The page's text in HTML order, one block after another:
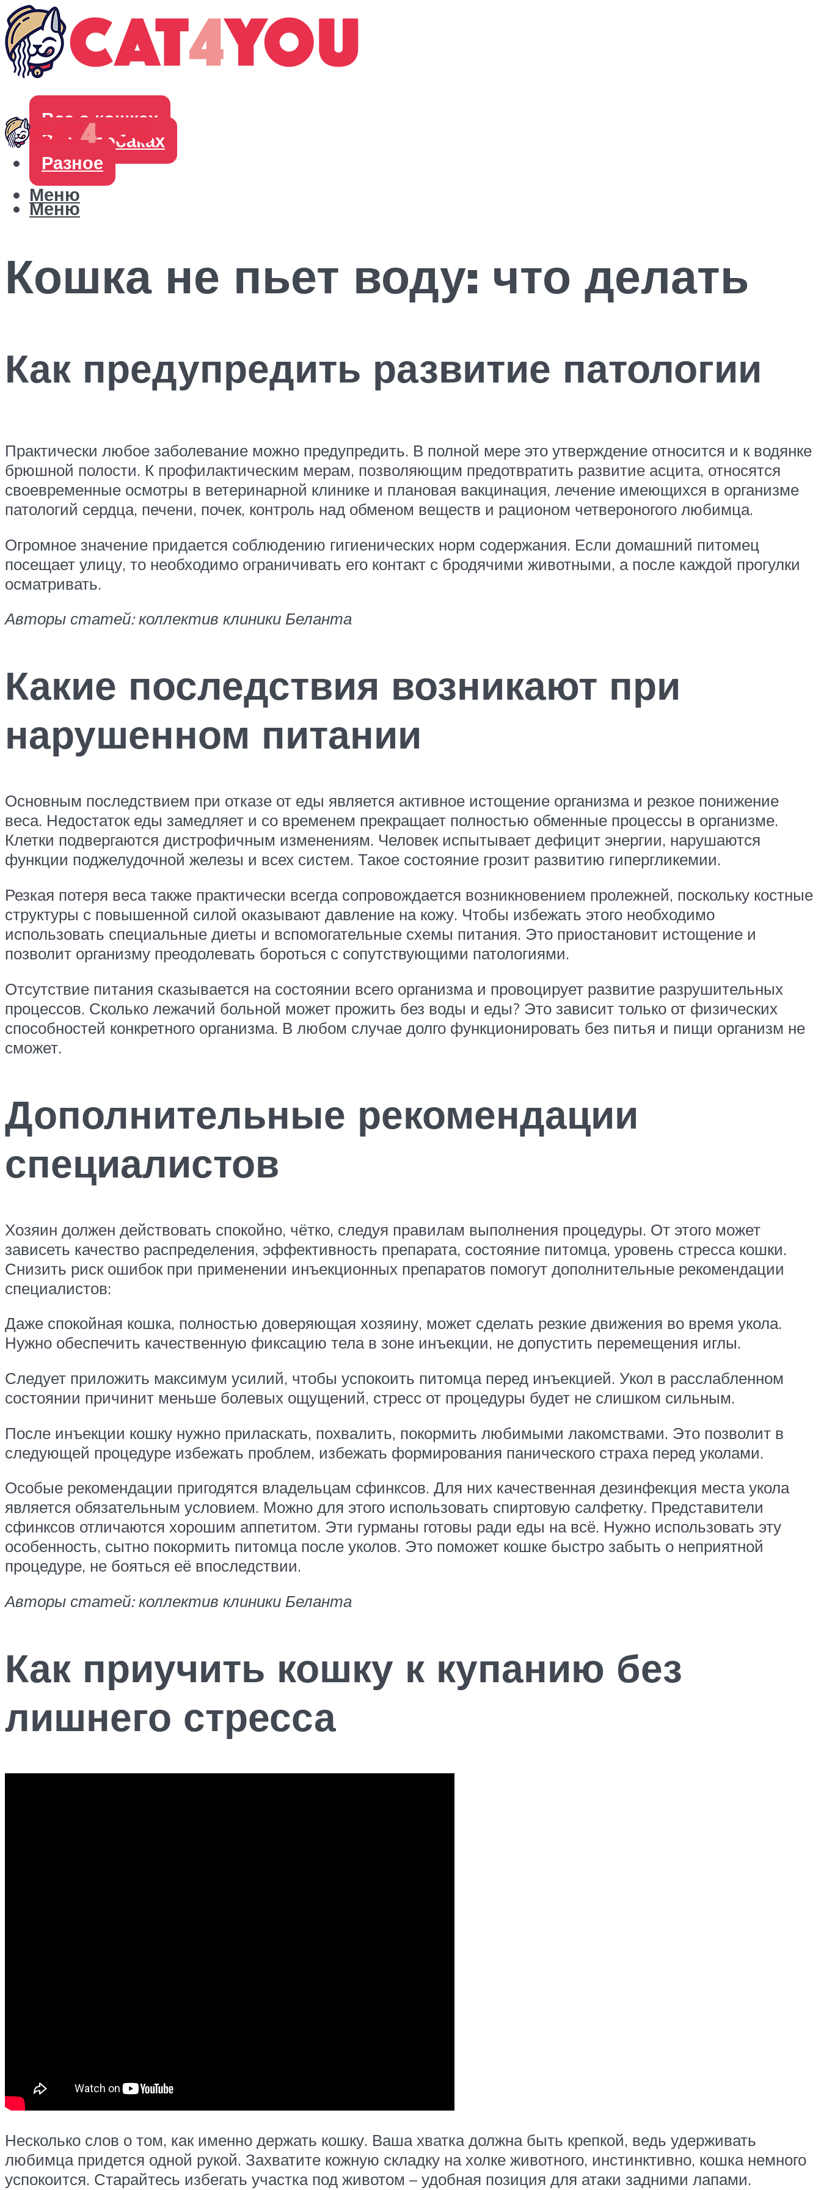
Все о кошках
Все о собаках
Разное
Меню
Меню
Кошка не пьет воду: что делать
Как предупредить развитие патологии
Практически любое заболевание можно предупредить. В полной мере это утверждение относится и к водянке
брюшной полости. К профилактическим мерам, позволяющим предотвратить развитие асцита, относятся
своевременные осмотры в ветеринарной клинике и плановая вакцинация, лечение имеющихся в организме
патологий сердца, печени, почек, контроль над обменом веществ и рационом четвероногого любимца.
Огромное значение придается соблюдению гигиенических норм содержания. Если домашний питомец
посещает улицу, то необходимо ограничивать его контакт с бродячими животными, а после каждой прогулки
осматривать.
Авторы статей: коллектив клиники Беланта
Какие последствия возникают при
нарушенном питании
Основным последствием при отказе от еды является активное истощение организма и резкое понижение
веса. Недостаток еды замедляет и со временем прекращает полностью обменные процессы в организме.
Клетки подвергаются дистрофичным изменениям. Человек испытывает дефицит энергии, нарушаются
функции поджелудочной железы и всех систем. Такое состояние грозит развитию гипергликемии.
Резкая потеря веса также практически всегда сопровождается возникновением пролежней, поскольку костные
структуры с повышенной силой оказывают давление на кожу. Чтобы избежать этого необходимо
использовать специальные диеты и вспомогательные схемы питания. Это приостановит истощение и
позволит организму преодолевать бороться с сопутствующими патологиями.
Отсутствие питания сказывается на состоянии всего организма и провоцирует развитие разрушительных
процессов. Сколько лежачий больной может прожить без воды и еды? Это зависит только от физических
способностей конкретного организма. В любом случае долго функционировать без питья и пищи организм не
сможет.
Дополнительные рекомендации
специалистов
Хозяин должен действовать спокойно, чётко, следуя правилам выполнения процедуры. От этого может
зависеть качество распределения, эффективность препарата, состояние питомца, уровень стресса кошки.
Снизить риск ошибок при применении инъекционных препаратов помогут дополнительные рекомендации
специалистов:
Даже спокойная кошка, полностью доверяющая хозяину, может сделать резкие движения во время укола.
Нужно обеспечить качественную фиксацию тела в зоне инъекции, не допустить перемещения иглы.
Следует приложить максимум усилий, чтобы успокоить питомца перед инъекцией. Укол в расслабленном
состоянии причинит меньше болевых ощущений, стресс от процедуры будет не слишком сильным.
После инъекции кошку нужно приласкать, похвалить, покормить любимыми лакомствами. Это позволит в
следующей процедуре избежать проблем, избежать формирования панического страха перед уколами.
Особые рекомендации пригодятся владельцам сфинксов. Для них качественная дезинфекция места укола
является обязательным условием. Можно для этого использовать спиртовую салфетку. Представители
сфинксов отличаются хорошим аппетитом. Эти гурманы готовы ради еды на всё. Нужно использовать эту
особенность, сытно покормить питомца после уколов. Это поможет кошке быстро забыть о неприятной
процедуре, не бояться её впоследствии.
Авторы статей: коллектив клиники Беланта
Как приучить кошку к купанию без
лишнего стресса
Несколько слов о том, как именно держать кошку. Ваша хватка должна быть крепкой, ведь удерживать
любимца придется одной рукой. Захватите кожную складку на холке животного, инстинктивно, кошка немного
успокоится. Старайтесь избегать участка под животом – удобная позиция для атаки задними лапами.